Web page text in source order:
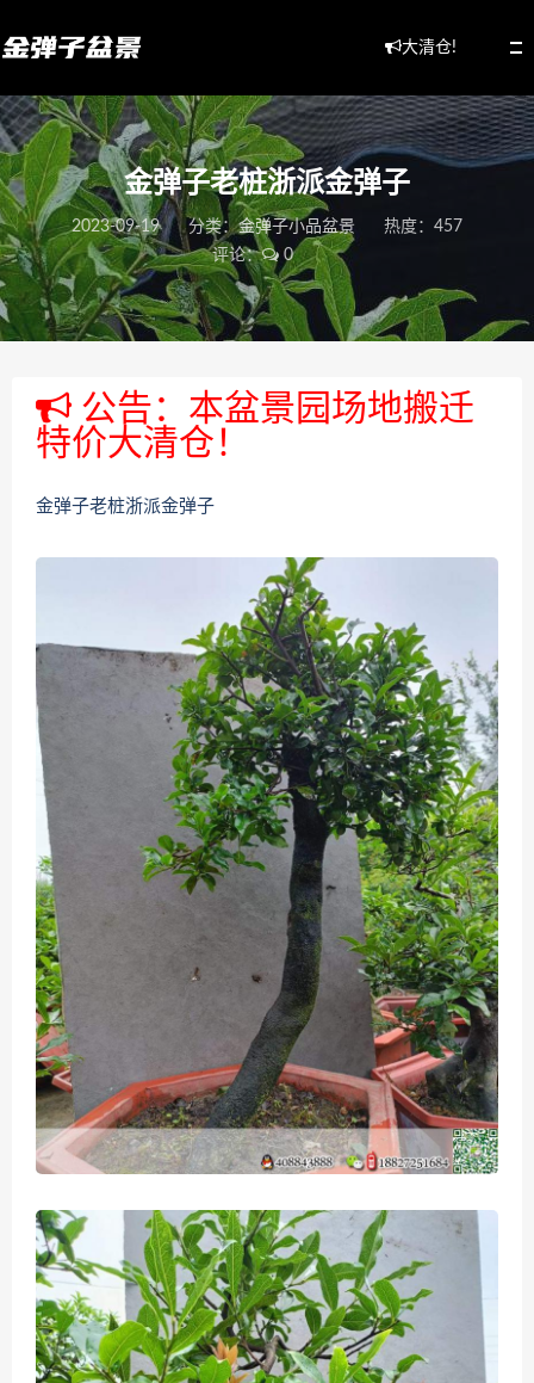
大清仓!
金弹子老桩浙派金弹子
2023-09-19 分类：金弹子小品盆景
热度：457
评论：
0
公告：本盆景园场地搬迁
特价大清仓！
金弹子老桩浙派金弹子